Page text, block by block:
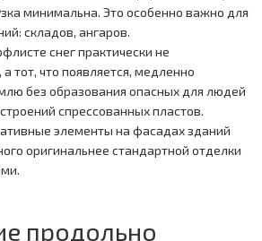
минимальна. Это особенно важно для
складов, ангаров.
снег практически не
тот, что появляется, медленно
без образования опасных для людей
спрессованных пластов.
элементы на фасадах зданий
оригинальнее стандартной отделки
продольно